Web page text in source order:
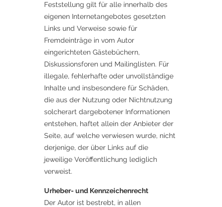
Feststellung gilt für alle innerhalb des
eigenen Internetangebotes gesetzten
Links und Verweise sowie für
Fremdeinträge in vom Autor
eingerichteten Gästebüchern,
Diskussionsforen und Mailinglisten. Für
illegale, fehlerhafte oder unvollständige
Inhalte und insbesondere für Schäden,
die aus der Nutzung oder Nichtnutzung
solcherart dargebotener Informationen
entstehen, haftet allein der Anbieter der
Seite, auf welche verwiesen wurde, nicht
derjenige, der über Links auf die
jeweilige Veröffentlichung lediglich
verweist.
Urheber- und Kennzeichenrecht
Der Autor ist bestrebt, in allen